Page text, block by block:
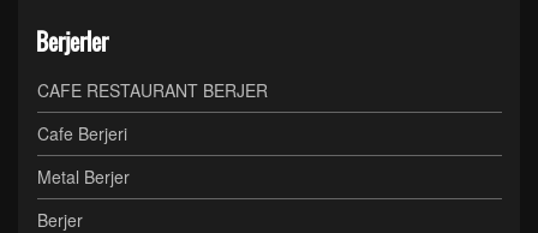
Berjerler
CAFE RESTAURANT BERJER
Cafe Berjeri
Metal Berjer
Berjer